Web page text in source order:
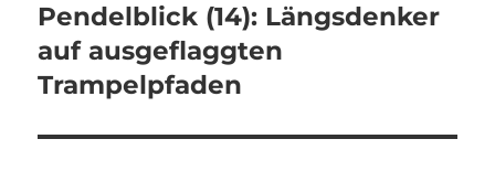
Nächster
Beitrag:
Pendelblick (14): Längsdenker
auf ausgeflaggten
Trampelpfaden